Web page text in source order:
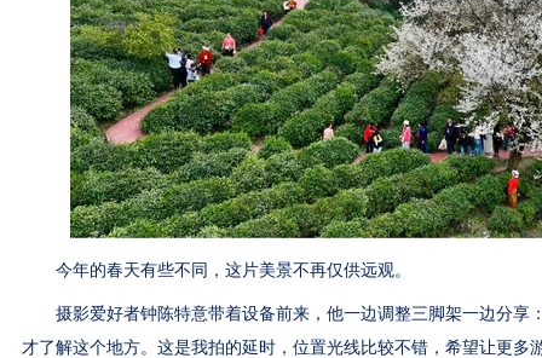
今年的春天有些不同，这片美景不再仅供远观。
摄影爱好者钟陈特意带着设备前来，他一边调整三脚架一边分享
才了解这个地方。这是我拍的延时，位置光线比较不错，希望让更多